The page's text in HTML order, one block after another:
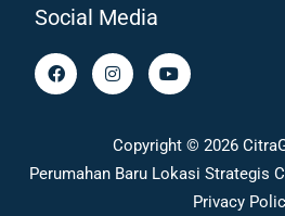
Social Media
F
a
c
k
I
n
s
g
r
a
Y
o
u
b
e
Copyright © 2026
Perumahan Baru Lokasi Strategis
Privacy